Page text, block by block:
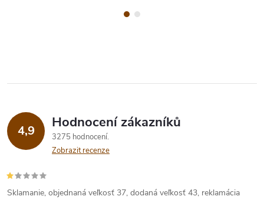
4,9 Hodnocení zákazníků
3275 hodnocení
Zobrazit recenze
Sklamanie, objednaná veľkosť 37, dodaná veľkosť 43, reklamácia